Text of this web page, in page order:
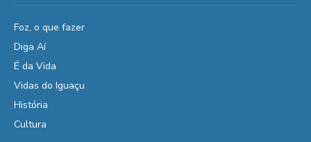
Foz, o que fazer
Diga Aí
É da Vida
Vidas do Iguaçu
História
Cultura